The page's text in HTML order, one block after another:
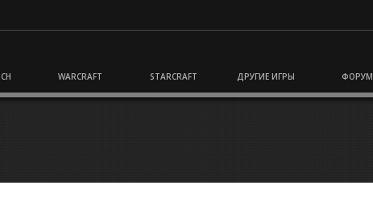
WARCRAFT STARCRAFT ДРУГИЕ ИГРЫ ФОРУМ